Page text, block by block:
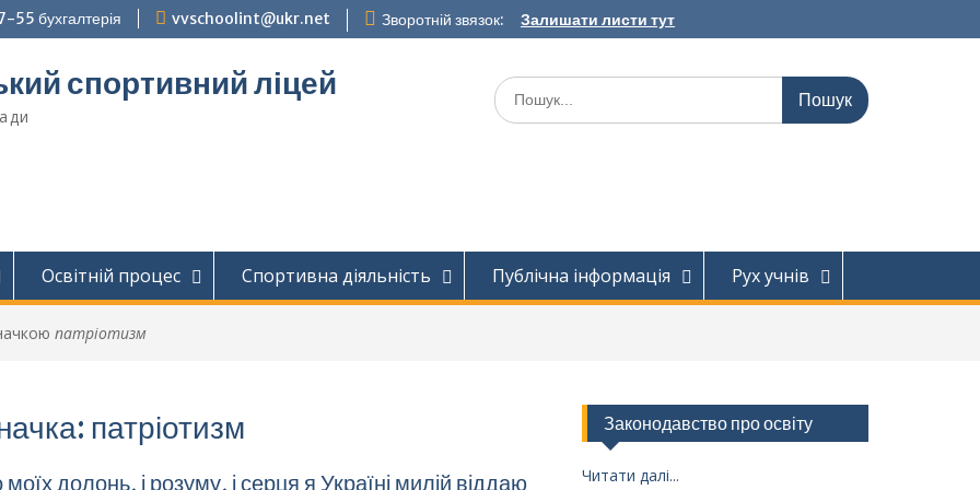
бухгалтерія vvschoolint@ukr.net Зворотній звязок: Залишати листи тут
спортивний ліцей Шукати:
Освітній процес Спортивна діяльність Публічна інформація Рух учнів
патріотизм
патріотизм
долонь, і розуму, і серця я Україні милій віддаю
Законодавство про освіту
Читати далі...